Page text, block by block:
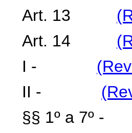
Art. 13
Art. 14
I -
II -
§§ 1º a